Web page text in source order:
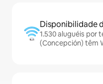
Disponibilidade
1.530 aluguéis por
(Concepción) têm